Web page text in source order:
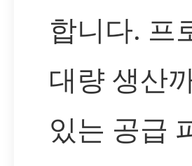
합니다. 프
대량 생산
있는 공급